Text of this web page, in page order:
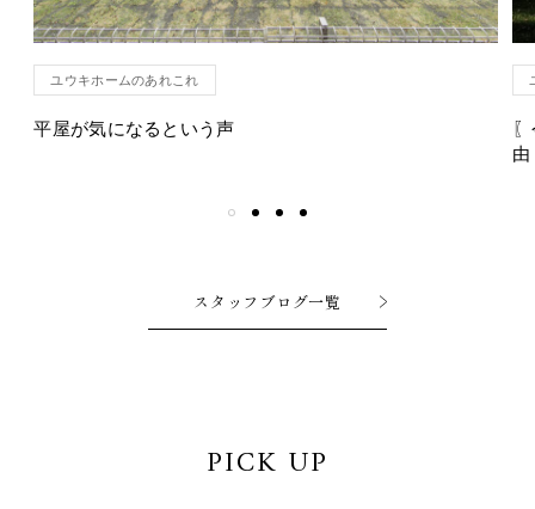
ユウキホームのあれこれ
平屋が気になるという声
由
スタッフブログ一覧
PICK UP